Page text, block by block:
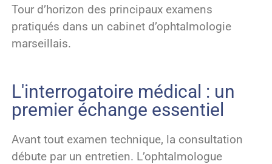
Tour d’horizon des principaux examens
pratiqués dans un cabinet d’ophtalmologie
marseillais.
L'interrogatoire médical : un
premier échange essentiel
Avant tout examen technique, la consultation
débute par un entretien. L’ophtalmologue